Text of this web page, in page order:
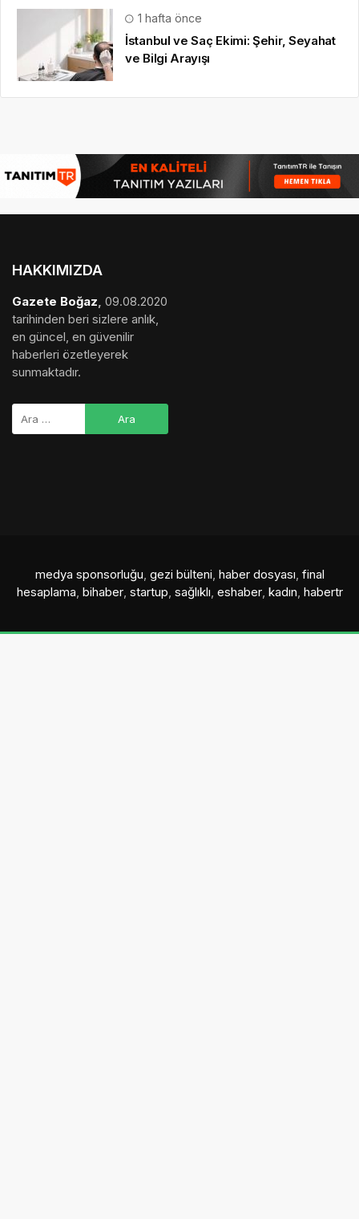
1 hafta önce
İstanbul ve Saç Ekimi: Şehir, Seyahat
ve Bilgi Arayışı
HAKKIMIZDA
Gazete Boğaz, 09.08.2020
tarihinden beri sizlere anlık,
en güncel, en güvenilir
haberleri özetleyerek
sunmaktadır.
medya sponsorluğu, gezi bülteni, haber dosyası, final
hesaplama, bihaber, startup, sağlıklı, eshaber, kadın, habertr